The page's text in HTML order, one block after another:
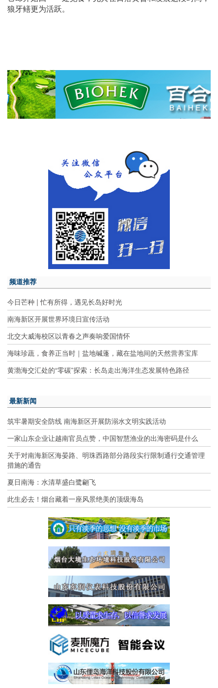
狼牙鳝更为活跃。
频道推荐
今日芒种 | 忙有所得，遇见长岛好时光
南海新区开展世界环境日宣传活动
北交大威海校区以青春之声奏响爱国情怀
海味珍蔬，食养正当时｜盐地碱蓬，藏在盐地间的天然营养宝库
黄渤海交汇处的“零碳”探索：长岛走出海洋生态发展特色路径
最新新闻
筑牢暑期安全防线 南海新区开展防溺水文明实践活动
一家山东企业让越南官员点赞，中国智慧渔业的出海密码是什么
关于对南海新区海晏路、明珠西路部分路段实行限制通行交通管理
措施的通告
夏日南海：水清草盛白鹭翩飞
此生必去！烟台藏着一座风景绝美的顶级海岛